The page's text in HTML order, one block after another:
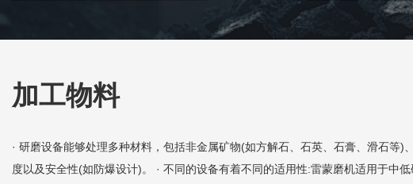
加工物料
· 研磨设备能够处理多种材料，包括非金属矿物(如方解石、石英、石膏、滑石
度以及安全性(如防爆设计)。 · 不同的设备有着不同的适用性:雷蒙磨机适用于